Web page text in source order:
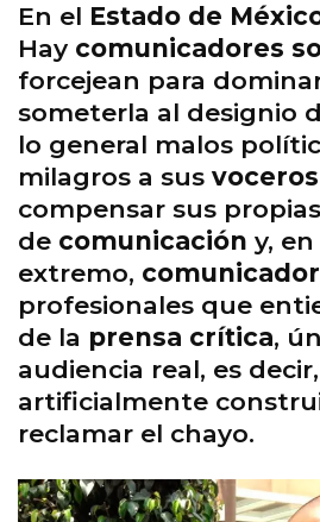
En el Estado de
Hay comunicadores
forcejean para
someterla al designio
lo general malos
milagros a sus voceros
compensar sus
de comunicación y,
extremo,
profesionales que
de la prensa crítica,
audiencia real, es
artificialmente
reclamar el chayo.